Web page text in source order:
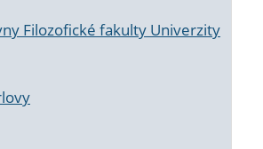
Filozofické fakulty Univerzity